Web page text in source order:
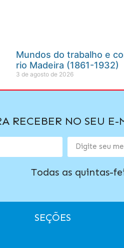
Mundos do trabalho e
rio Madeira (1861-1932)
3 de agosto de 2026
RECEBER NO SEU
Todas as quintas-
SEÇÕES